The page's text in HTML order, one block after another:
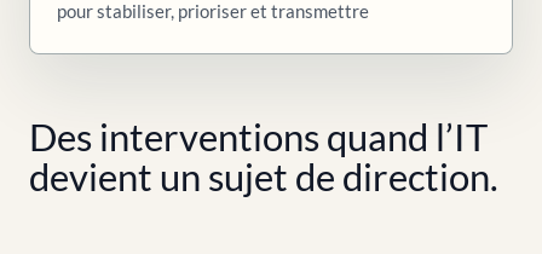
pour stabiliser, prioriser et transmettre
Des interventions quand l’IT
devient un sujet de direction.